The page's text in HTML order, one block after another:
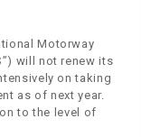
Motorway
will not renew its
on taking
as of next year.
to the level of